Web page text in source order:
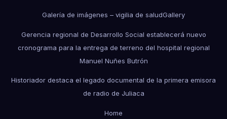
Galería de imágenes – vigilia de saludGallery
Gerencia regional de Desarrollo Social establecerá nuevo
cronograma para la entrega de terreno del hospital regional
Manuel Nuñes Butrón
Historiador destaca el legado documental de la primera emisora
de radio de Juliaca
Home